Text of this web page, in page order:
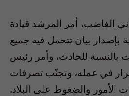
الغاضب، أمر المرشد قيادة
بإصدار بيان تتحمل فيه جميع
بالنسبة للحادث، وأمر رئيس
في عمله، وتجنّب تصرفات
الأمور والضغوط على البلاد.